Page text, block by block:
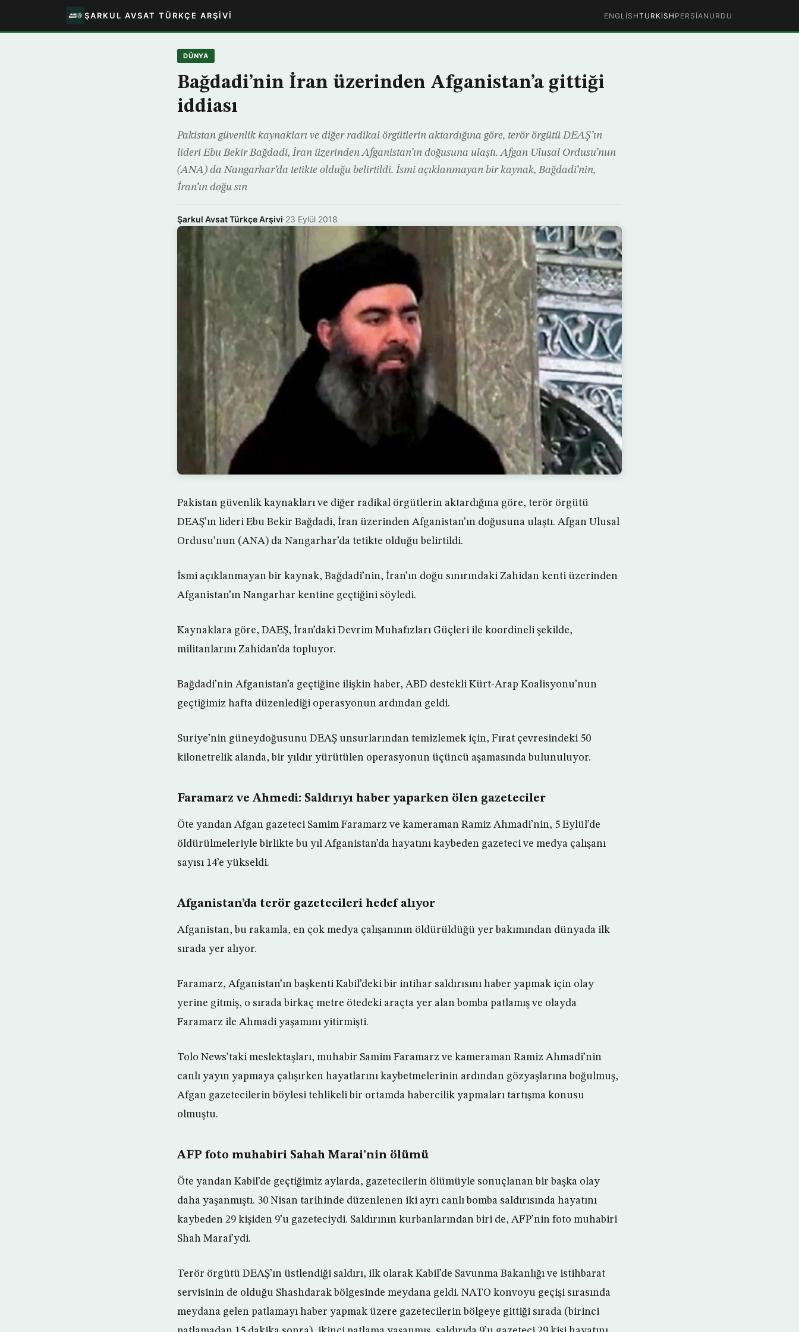
ŞARKUL AVSAT TÜRKÇE ARŞIVI ENGLISHTURKISH PERSIAN URDU
DÜNYA
Bağdadi’nin İran üzerinden Afganistan’a gittiği
iddiası
Pakistan güvenlik kaynakları ve diğer radikal örgütlerin aktardığına göre, terör örgütü DEAŞ’ın
lideri Ebu Bekir Bağdadi, İran üzerinden Afganistan’ın doğusuna ulaştı. Afgan Ulusal Ordusu’nun
(ANA) da Nangarhar’da tetikte olduğu belirtildi. İsmi açıklanmayan bir kaynak, Bağdadi’nin,
İran’ın doğu sın
Şarkul Avsat Türkçe Arşivi·23 Eylül 2018
Pakistan güvenlik kaynakları ve diğer radikal örgütlerin aktardığına göre, terör örgütü
DEAŞ’ın lideri Ebu Bekir Bağdadi, İran üzerinden Afganistan’ın doğusuna ulaştı. Afgan Ulusal
Ordusu’nun (ANA) da Nangarhar’da tetikte olduğu belirtildi.
İsmi açıklanmayan bir kaynak, Bağdadi’nin, İran’ın doğu sınırındaki Zahidan kenti üzerinden
Afganistan’ın Nangarhar kentine geçtiğini söyledi.
Kaynaklara göre, DAEŞ, İran’daki Devrim Muhafızları Güçleri ile koordineli şekilde,
militanlarını Zahidan’da topluyor.
Bağdadi’nin Afganistan’a geçtiğine ilişkin haber, ABD destekli Kürt-Arap Koalisyonu’nun
geçtiğimiz hafta düzenlediği operasyonun ardından geldi.
Suriye’nin güneydoğusunu DEAŞ unsurlarından temizlemek için, Fırat çevresindeki 50
kilonetrelik alanda, bir yıldır yürütülen operasyonun üçüncü aşamasında bulunuluyor.
Faramarz ve Ahmedi: Saldırıyı haber yaparken ölen gazeteciler
Öte yandan Afgan gazeteci Samim Faramarz ve kameraman Ramiz Ahmadi’nin, 5 Eylül’de
öldürülmeleriyle birlikte bu yıl Afganistan’da hayatını kaybeden gazeteci ve medya çalışanı
sayısı 14’e yükseldi.
Afganistan’da terör gazetecileri hedef alıyor
Afganistan, bu rakamla, en çok medya çalışanının öldürüldüğü yer bakımından dünyada ilk
sırada yer alıyor.
Faramarz, Afganistan’ın başkenti Kabil’deki bir intihar saldırısını haber yapmak için olay
yerine gitmiş, o sırada birkaç metre ötedeki araçta yer alan bomba patlamış ve olayda
Faramarz ile Ahmadi yaşamını yitirmişti.
Tolo News’taki meslektaşları, muhabir Samim Faramarz ve kameraman Ramiz Ahmadi’nin
canlı yayın yapmaya çalışırken hayatlarını kaybetmelerinin ardından gözyaşlarına boğulmuş,
Afgan gazetecilerin böylesi tehlikeli bir ortamda habercilik yapmaları tartışma konusu
olmuştu.
AFP foto muhabiri Sahah Marai’nin ölümü
Öte yandan Kabil’de geçtiğimiz aylarda, gazetecilerin ölümüyle sonuçlanan bir başka olay
daha yaşanmıştı. 30 Nisan tarihinde düzenlenen iki ayrı canlı bomba saldırısında hayatını
kaybeden 29 kişiden 9’u gazeteciydi. Saldırının kurbanlarından biri de, AFP’nin foto muhabiri
Shah Marai’ydi.
Terör örgütü DEAŞ’ın üstlendiği saldırı, ilk olarak Kabil’de Savunma Bakanlığı ve istihbarat
servisinin de olduğu Shashdarak bölgesinde meydana geldi. NATO konvoyu geçişi sırasında
meydana gelen patlamayı haber yapmak üzere gazetecilerin bölgeye gittiği sırada (birinci